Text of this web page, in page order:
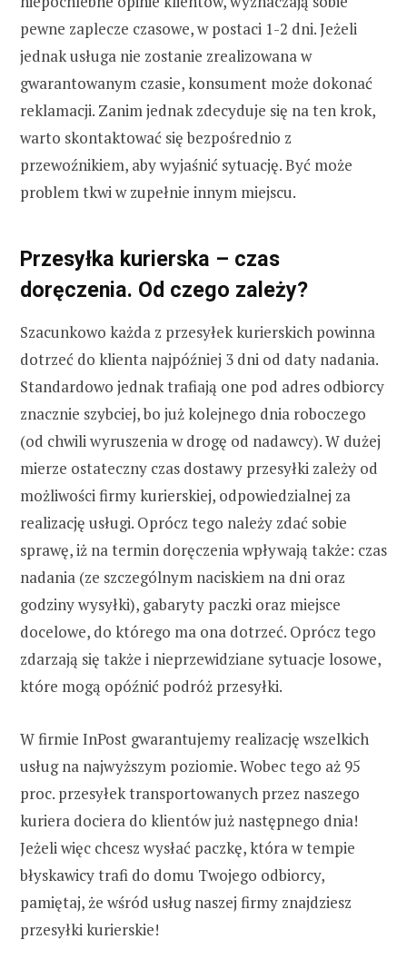
pewne zaplecze czasowe, w postaci 1-2 dni. Jeżeli
jednak usługa nie zostanie zrealizowana w
gwarantowanym czasie, konsument może dokonać
reklamacji. Zanim jednak zdecyduje się na ten krok,
warto skontaktować się bezpośrednio z
przewoźnikiem, aby wyjaśnić sytuację. Być może
problem tkwi w zupełnie innym miejscu.
Przesyłka kurierska – czas
doręczenia. Od czego zależy?
Szacunkowo każda z przesyłek kurierskich powinna
dotrzeć do klienta najpóźniej 3 dni od daty nadania.
Standardowo jednak trafiają one pod adres odbiorcy
znacznie szybciej, bo już kolejnego dnia roboczego
(od chwili wyruszenia w drogę od nadawcy). W dużej
mierze ostateczny czas dostawy przesyłki zależy od
możliwości firmy kurierskiej, odpowiedzialnej za
realizację usługi. Oprócz tego należy zdać sobie
sprawę, iż na termin doręczenia wpływają także: czas
nadania (ze szczególnym naciskiem na dni oraz
godziny wysyłki), gabaryty paczki oraz miejsce
docelowe, do którego ma ona dotrzeć. Oprócz tego
zdarzają się także i nieprzewidziane sytuacje losowe,
które mogą opóźnić podróż przesyłki.
W firmie InPost gwarantujemy realizację wszelkich
usług na najwyższym poziomie. Wobec tego aż 95
proc. przesyłek transportowanych przez naszego
kuriera dociera do klientów już następnego dnia!
Jeżeli więc chcesz wysłać paczkę, która w tempie
błyskawicy trafi do domu Twojego odbiorcy,
pamiętaj, że wśród usług naszej firmy znajdziesz
przesyłki kurierskie!